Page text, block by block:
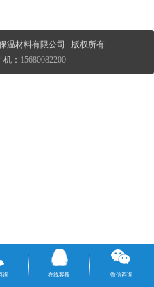
温材料有限公司 版权所有
机： 15680082200
询 在线客服 微信咨询